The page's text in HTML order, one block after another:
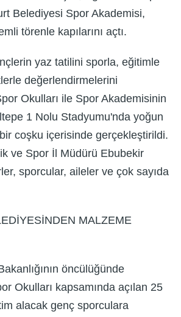
Belediyesi Spor Akademisi,
törenle kapılarını açtı.
yaz tatilini sporla, eğitimle
değerlendirmelerini
Okulları ile Spor Akademisinin
1 Nolu Stadyumu'nda yoğun
bir coşku içerisinde gerçekleştirildi.
ve Spor İl Müdürü Ebubekir
sporcular, aileler ve çok sayıda
MALZEME
öncülüğünde
Okulları kapsamında açılan 25
alacak genç sporculara